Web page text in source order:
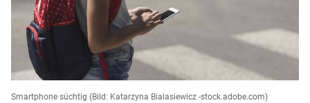
Smartphone süchtig (Bild: Katarzyna Bialasiewicz -stock.adobe.com)